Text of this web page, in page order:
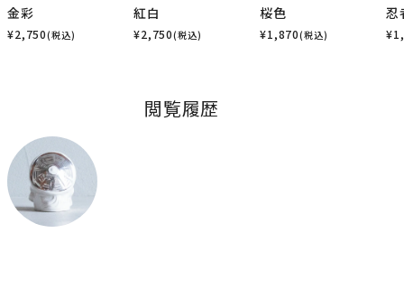
金彩
¥2,750(税込)
紅白
¥2,750(税込)
桜色
¥1,870(税込)
忍
¥
閲覧履歴